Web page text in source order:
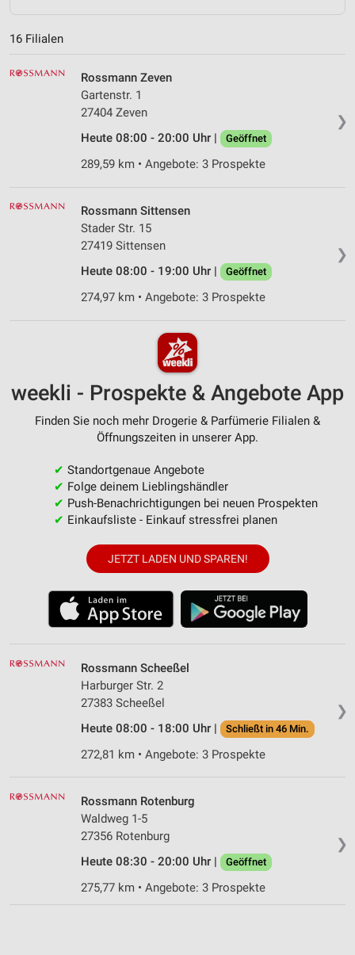
16 Filialen
❯
Rossmann Zeven
Gartenstr. 1
27404 Zeven
Heute 08:00 - 20:00 Uhr |
Geöffnet
289,59 km • Angebote: 3 Prospekte
❯
Rossmann Sittensen
Stader Str. 15
27419 Sittensen
Heute 08:00 - 19:00 Uhr |
Geöffnet
274,97 km • Angebote: 3 Prospekte
weekli - Prospekte & Angebote App
Finden Sie noch mehr Drogerie & Parfümerie Filialen &
Öffnungszeiten in unserer App.
✔ Standortgenaue Angebote
✔ Folge deinem Lieblingshändler
✔ Push-Benachrichtigungen bei neuen Prospekten
✔ Einkaufsliste - Einkauf stressfrei planen
JETZT LADEN UND SPAREN!
❯
Rossmann Scheeßel
Harburger Str. 2
27383 Scheeßel
Heute 08:00 - 18:00 Uhr |
Schließt in 46 Min.
272,81 km • Angebote: 3 Prospekte
❯
Rossmann Rotenburg
Waldweg 1-5
27356 Rotenburg
Heute 08:30 - 20:00 Uhr |
Geöffnet
275,77 km • Angebote: 3 Prospekte